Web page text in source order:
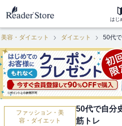
はじ
容・ダイエット ダイエット 50代
ファッション・美
容・ダイエット
50代で自分
筋トレ